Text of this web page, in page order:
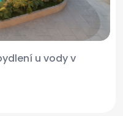
u vody v